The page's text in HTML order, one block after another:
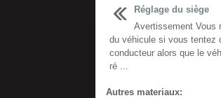
Réglage du siège
Avertissement Vous
du véhicule si vous tentez
conducteur alors que le
ré ...
Autres materiaux: